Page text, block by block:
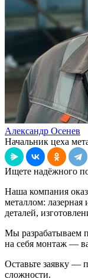
Александр Осенев
Начальник цеха
Ищете надёжного
Наша компания
металлом: лазерная
деталей,
Мы разрабатываем
на себя монтаж —
Оставьте заявку —
сложности.